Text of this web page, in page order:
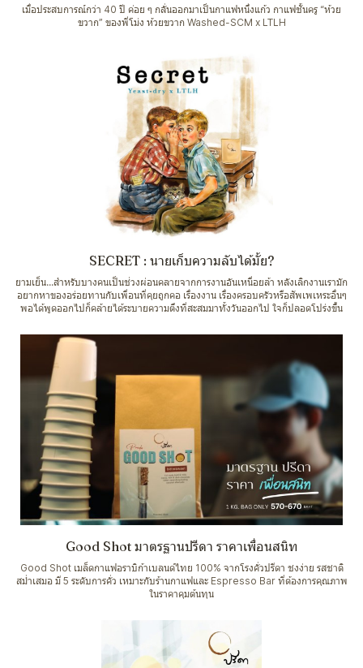
เมื่อประสบการณ์กว่า 40 ปี ค่อย ๆ กลั่นออกมาเป็นกาแฟหนึ่งแก้ว กาแฟชั้นครู “ห้วย
ขวาก” ของพี่โม่ง ห้วยขวาก Washed-SCM x LTLH
SECRET : นายเก็บความลับได้มั้ย?
ยามเย็น...สำหรับบางคนเป็นช่วงผ่อนคลายจากการงานอันเหนื่อยล้า หลังเลิกงานเรามัก
อยากหาของอร่อยทานกับเพื่อนที่คุยถูกคอ เรื่องงาน เรื่องครอบครัวหรือสัพเพเหระอื่นๆ
พอได้พูดออกไปก็คล้ายได้ระบายความตึงที่สะสมมาทั้งวันออกไป ใจก็ปลอดโปร่งขึ้น
Good Shot มาตรฐานปรีดา ราคาเพื่อนสนิท
Good Shot เมล็ดกาแฟอราบิก้าเบลนด์ไทย 100% จากโรงคั่วปรีดา ชงง่าย รสชาติ
สม่ำเสมอ มี 5 ระดับการคั่ว เหมาะกับร้านกาแฟและ Espresso Bar ที่ต้องการคุณภาพ
ในราคาคุมต้นทุน